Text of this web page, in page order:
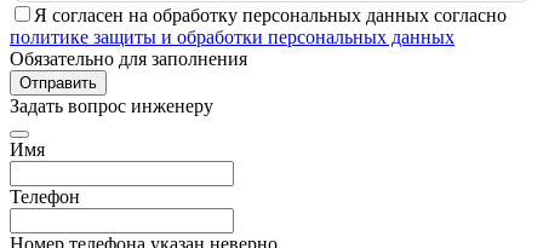
Я согласен на обработку персональных данных согласно
политике защиты и обработки персональных данных
Обязательно для заполнения
Отправить
Задать вопрос инженеру
Имя
Телефон
Номер телефона указан неверно